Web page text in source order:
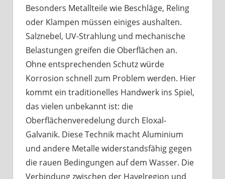
Besonders Metallteile wie Beschläge, Reling
oder Klampen müssen einiges aushalten.
Salznebel, UV-Strahlung und mechanische
Belastungen greifen die Oberflächen an.
Ohne entsprechenden Schutz würde
Korrosion schnell zum Problem werden. Hier
kommt ein traditionelles Handwerk ins Spiel,
das vielen unbekannt ist: die
Oberflächenveredelung durch Eloxal-
Galvanik. Diese Technik macht Aluminium
und andere Metalle widerstandsfähig gegen
die rauen Bedingungen auf dem Wasser. Die
Verbindung zwischen der Havelregion und